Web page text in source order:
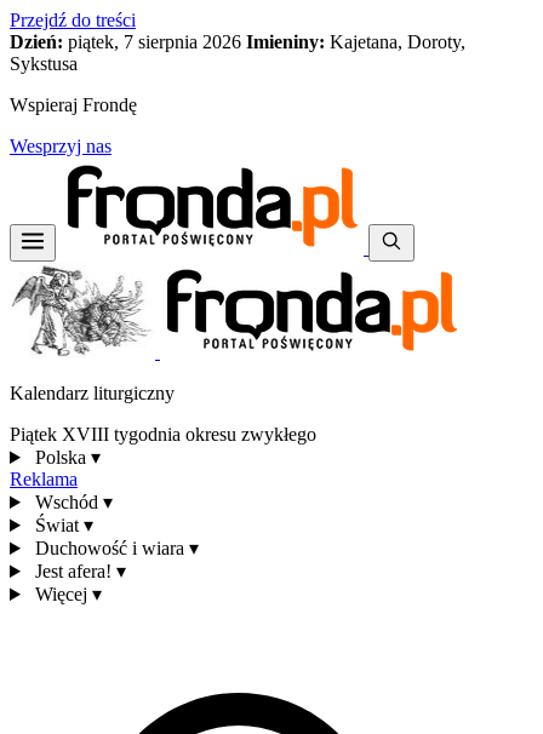
Przejdź do treści
Dzień: piątek, 7 sierpnia 2026 Imieniny: Kajetana, Doroty,
Sykstusa
Wspieraj Frondę
Wesprzyj nas
Kalendarz liturgiczny
Piątek XVIII tygodnia okresu zwykłego
Polska ▾
Reklama
Wschód ▾
Świat ▾
Duchowość i wiara ▾
Jest afera! ▾
Więcej ▾